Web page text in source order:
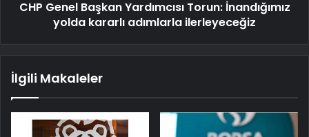
CHP Genel Başkan Yardımcısı Torun: İnandığımız
yolda kararlı adımlarla ilerleyeceğiz
İlgili Makaleler